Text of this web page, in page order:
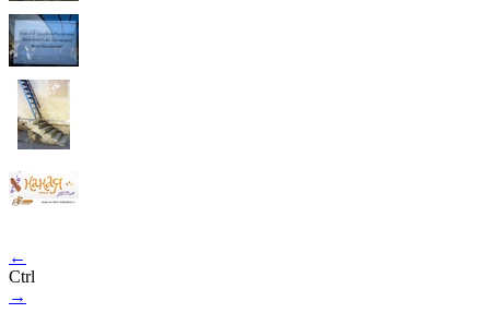
←
Ctrl
→